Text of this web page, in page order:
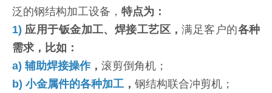
泛的钢结构加工设备， 特点为：
1) 应用于钣金加工、焊接工艺区，满足客户的各种
需求，比如：
a) 辅助焊接操作， 滚剪倒角机；
b) 小金属件的各种加工 ， 钢结构联合冲剪机；